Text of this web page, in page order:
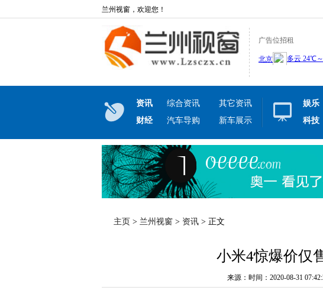
兰州视窗，欢迎您！
广告位招租
资讯 综合资讯
其它资讯
财经
汽车导购 新车展示
娱乐
科技
主页 > 兰州视窗 > 资讯 > 正文
小米4惊爆价仅
来源：时间：2020-08-31